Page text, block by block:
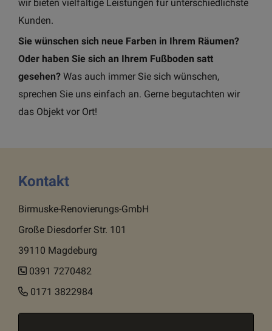
wir bieten vielfältige Leistungen für unterschiedlichste
Kunden.
Sie wünschen sich neue Farben in Ihrem Räumen?
Oder haben Sie sich an Ihrem Fußboden satt
gesehen? Was auch immer Sie sich wünschen,
sprechen Sie uns einfach an. Gerne begutachten wir
das Objekt vor Ort!
Kontakt
Birmuske-Renovierungs-GmbH
Große Diesdorfer Str. 101
39110 Magdeburg
0391 7270482
0171 3822984